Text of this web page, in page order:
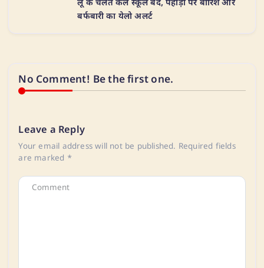
लू के चलते कल स्कूल बंद, पहाड़ों पर बारिश और
बर्फबारी का येलो अलर्ट
No Comment! Be the first one.
Leave a Reply
Your email address will not be published. Required fields
are marked *